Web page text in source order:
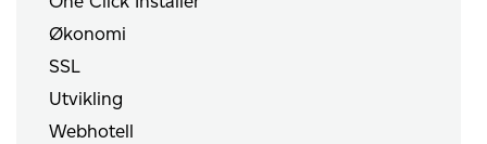
Økonomi
SSL
Utvikling
Webhotell